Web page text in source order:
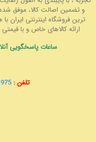
و تضمین اصالت کالا، موفق
ترین فروشگاه اینترنتی ایران
ارائه کالاهای خاص و با
ساعات پاسخگویی آنلاین از
تلفن :